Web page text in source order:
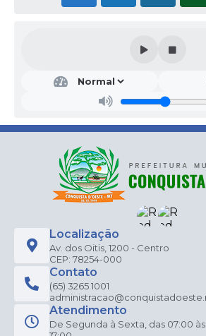
Localização
Av. dos Oitis, 1200 - Centro
CEP: 78254-000
Contato
(65) 3265 1001
Atendimento
De Segunda à Sexta, das 07:00 às